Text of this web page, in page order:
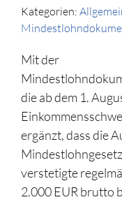
Kategorien:
Mit der
die ab dem 1.
ergänzt, dass die
verstetigte
2.000 EUR brutto